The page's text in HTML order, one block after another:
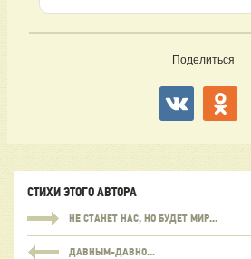
Поделиться
СТИХИ ЭТОГО АВТОРА
НЕ СТАНЕТ НАС, НО БУДЕТ МИР...
ДАВНЫМ-ДАВНО...